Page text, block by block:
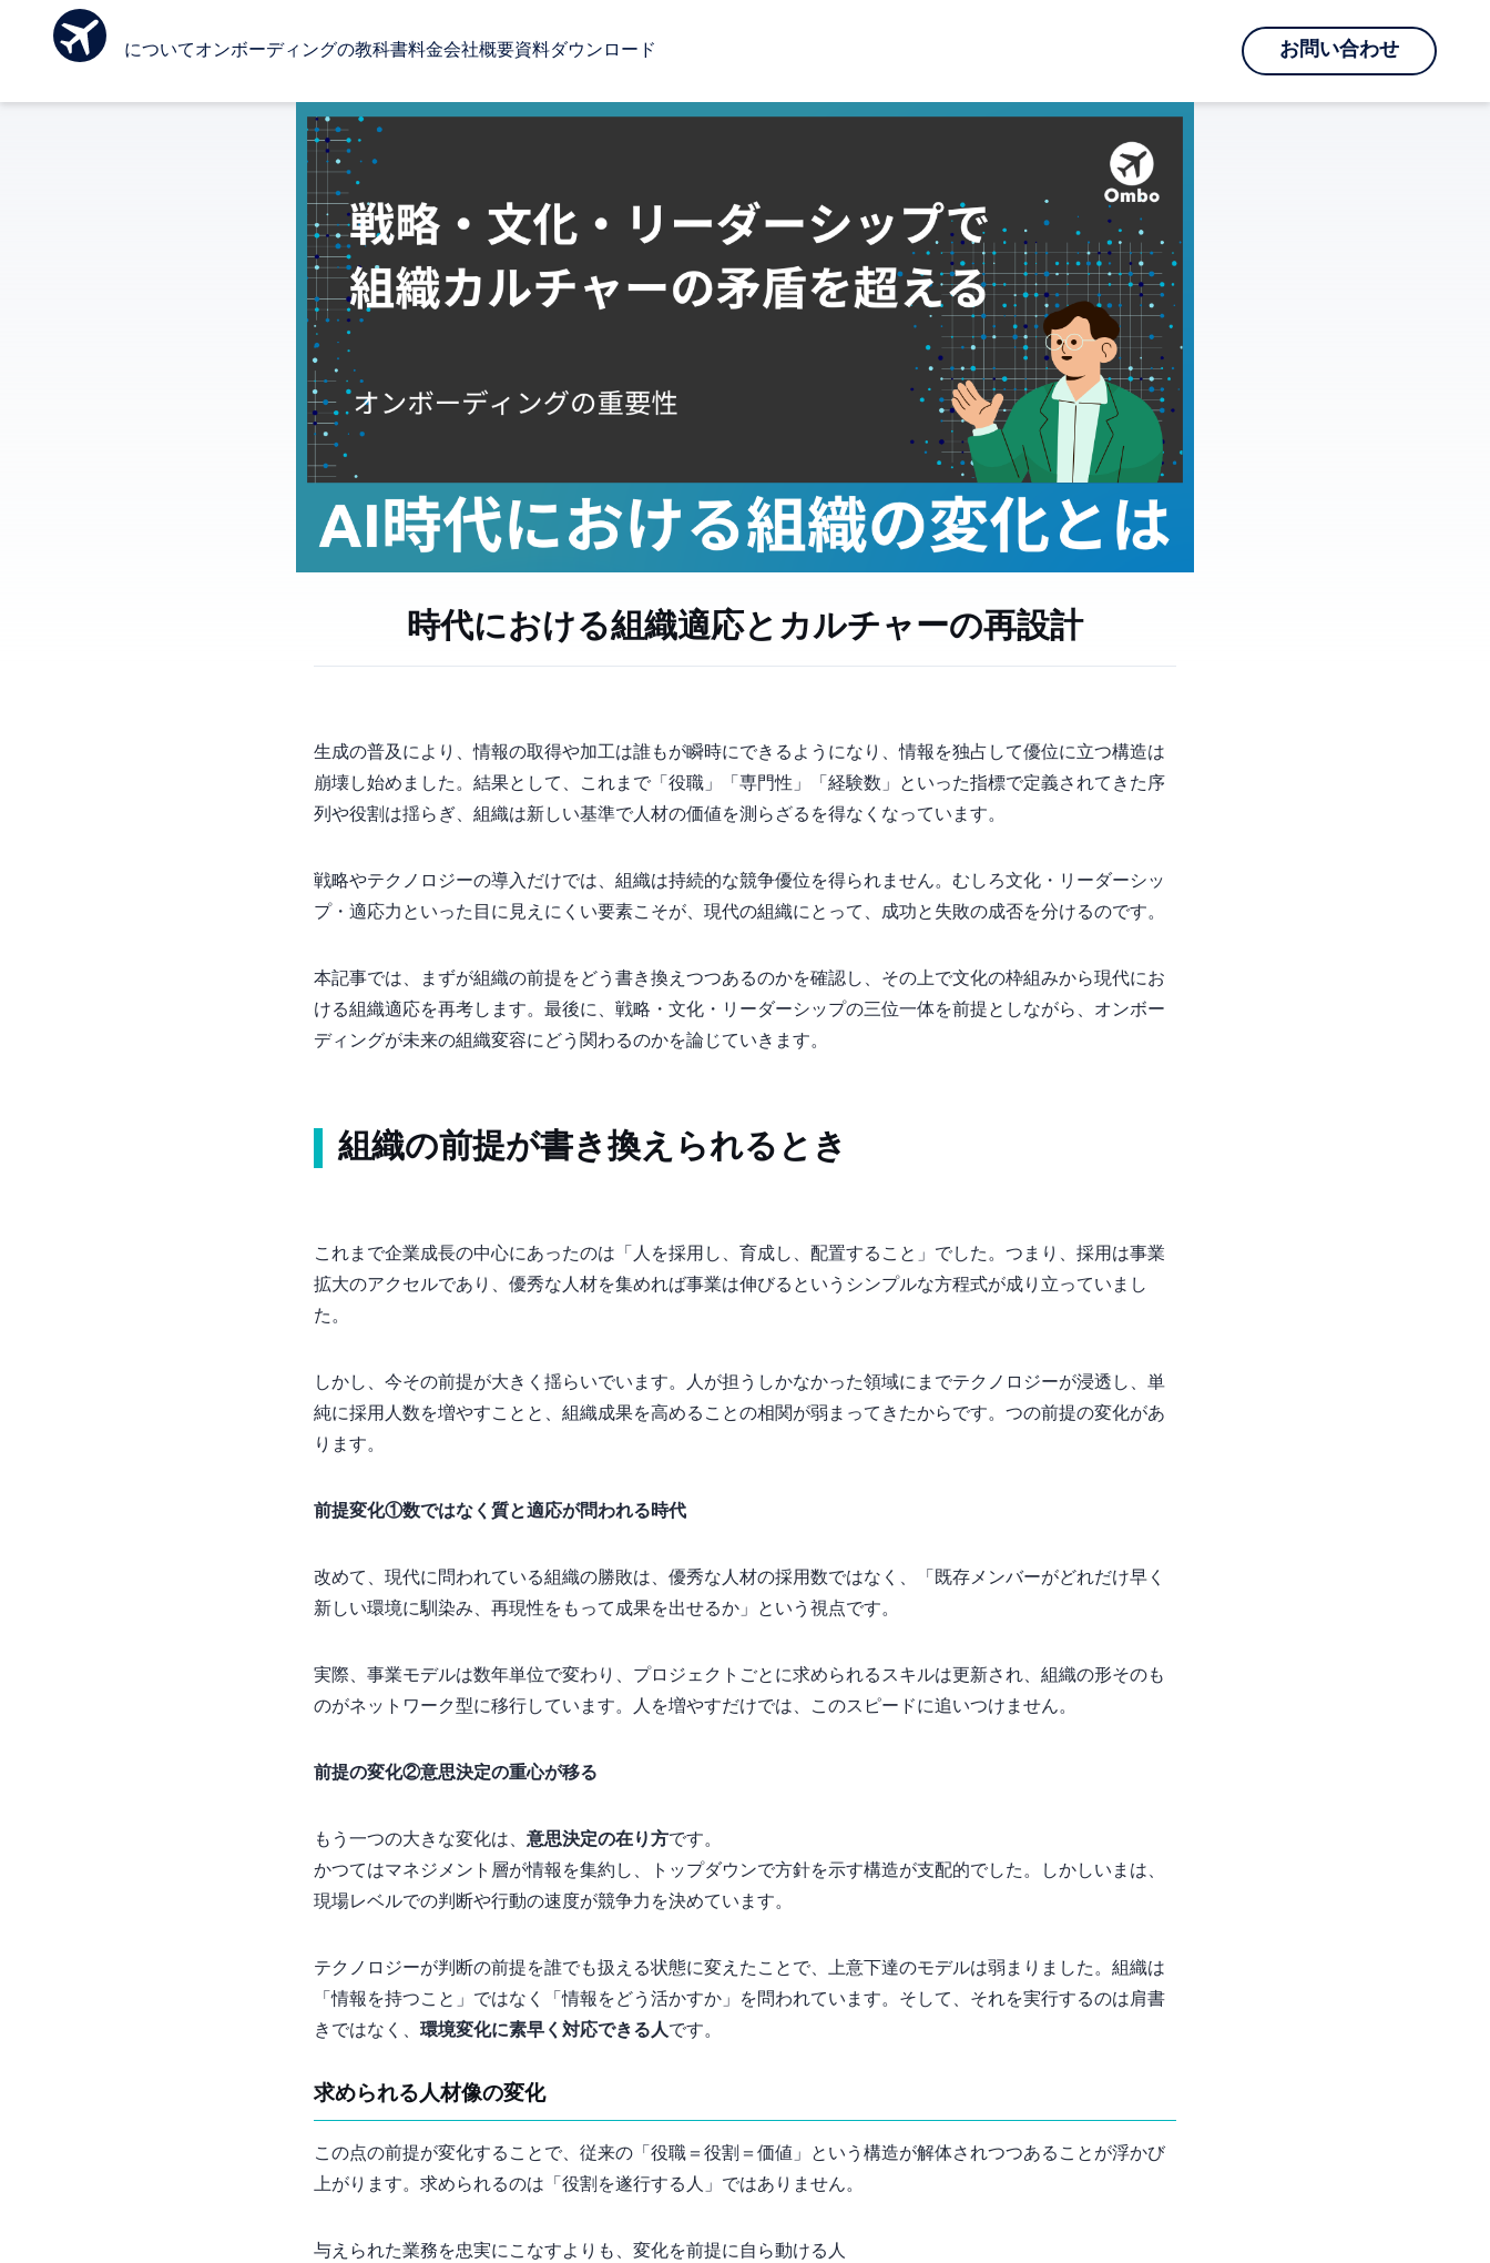
Ombo についてオンボーディングの教科書料金会社概要資料ダウンロード お問い合わせ
AI時代における組織適応とカルチャーの再設計
生成AIの普及により、情報の取得や加工は誰もが瞬時にできるようになり、情報を独占して優位に立つ構造は
崩壊し始めました。結果として、これまで「役職」「専門性」「経験数」といった指標で定義されてきた序
列や役割は揺らぎ、組織は新しい基準で人材の価値を測らざるを得なくなっています。
戦略やテクノロジーの導入だけでは、組織は持続的な競争優位を得られません。むしろ文化・リーダーシッ
プ・適応力といった“目に見えにくい要素”こそが、現代の組織にとって、成功と失敗の成否を分けるのです。
本記事では、まずAIが組織の前提をどう書き換えつつあるのかを確認し、その上で文化の枠組みから現代にお
ける組織適応を再考します。最後に、戦略・文化・リーダーシップの三位一体を前提としながら、オンボー
ディングが未来の組織変容にどう関わるのかを論じていきます。
組織の前提が書き換えられるとき
これまで企業成長の中心にあったのは「人を採用し、育成し、配置すること」でした。つまり、採用は事業
拡大のアクセルであり、優秀な人材を集めれば事業は伸びるというシンプルな方程式が成り立っていまし
た。
しかし、今その前提が大きく揺らいでいます。人が担うしかなかった領域にまでテクノロジーが浸透し、単
純に採用人数を増やすことと、組織成果を高めることの相関が弱まってきたからです。2つの前提の変化があ
ります。
前提変化①“数”ではなく“質と適応”が問われる時代
改めて、現代に問われている組織の勝敗は、優秀な人材の採用数ではなく、「既存メンバーがどれだけ早く
新しい環境に馴染み、再現性をもって成果を出せるか」という視点です。
実際、事業モデルは数年単位で変わり、プロジェクトごとに求められるスキルは更新され、組織の形そのも
のがネットワーク型に移行しています。人を増やすだけでは、このスピードに追いつけません。
前提の変化②意思決定の重心が移る
もう一つの大きな変化は、 意思決定の在り方です。
かつてはマネジメント層が情報を集約し、トップダウンで方針を示す構造が支配的でした。しかしいまは、
現場レベルでの判断や行動の速度が競争力を決めています。
テクノロジーが判断の前提を“誰でも扱える状態”に変えたことで、上意下達のモデルは弱まりました。組織は
「情報を持つこと」ではなく「情報をどう活かすか」を問われています。そして、それを実行するのは肩書
きではなく、 環境変化に素早く対応できる人です。
求められる人材像の変化
この2点の前提が変化することで、従来の「役職＝役割＝価値」という構造が解体されつつあることが浮かび
上がります。求められるのは「役割を遂行する人」ではありません。
与えられた業務を忠実にこなすよりも、変化を前提に自ら動ける人